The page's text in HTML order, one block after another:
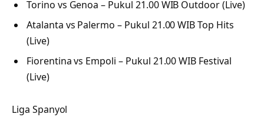
Torino vs Genoa – Pukul 21.00 WIB Outdoor (Live)
Atalanta vs Palermo – Pukul 21.00 WIB Top Hits
(Live)
Fiorentina vs Empoli – Pukul 21.00 WIB Festival
(Live)
Liga Spanyol